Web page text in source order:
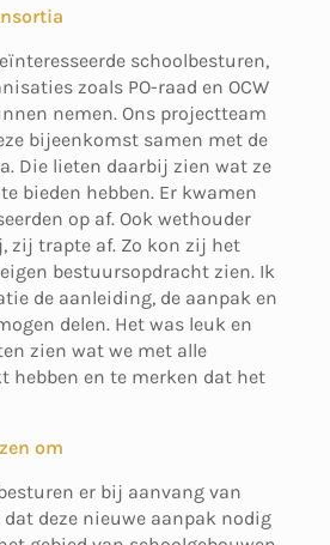
schoolbesturen,
zoals PO-raad en OCW
nemen. Ons projectteam
bijeenkomst samen met de
Die lieten daarbij zien wat ze
bieden hebben. Er kwamen
op af. Ook wethouder
zij trapte af. Zo kon zij het
bestuursopdracht zien. Ik
de aanleiding, de aanpak en
delen. Het was leuk en
zien wat we met alle
hebben en te merken dat het
om
er bij aanvang van
deze nieuwe aanpak nodig